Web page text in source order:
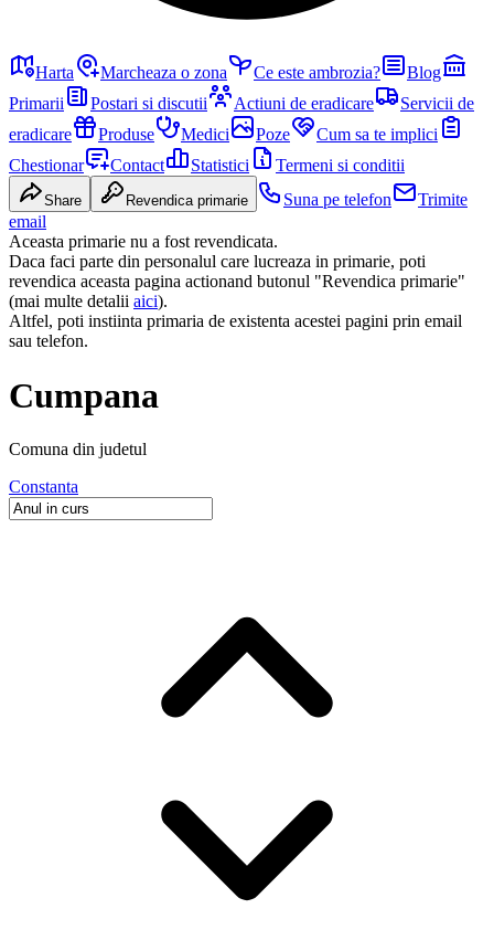
Harta Marcheaza o zona Ce este ambrozia?
Blog
Primarii
Postari si discutii Actiuni de eradicare
Servicii de
eradicare
Produse Medici Poze
Cum sa te implici
Chestionar
Contact Statistici Termeni si conditii
Share Revendica primarie Suna pe telefon
Trimite
email
Aceasta primarie nu a fost revendicata.
Daca faci parte din personalul care lucreaza in primarie, poti
revendica aceasta pagina actionand butonul "Revendica primarie"
(mai multe detalii aici).
Altfel, poti instiinta primaria de existenta acestei pagini prin email
sau telefon.
Cumpana
Comuna din judetul
Constanta